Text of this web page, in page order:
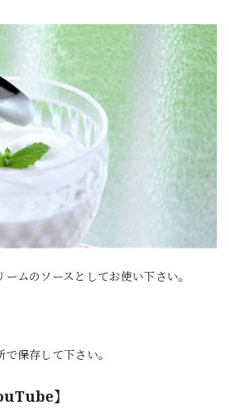
ムのソースとしてお使い下さい。
保存して下さい。
】